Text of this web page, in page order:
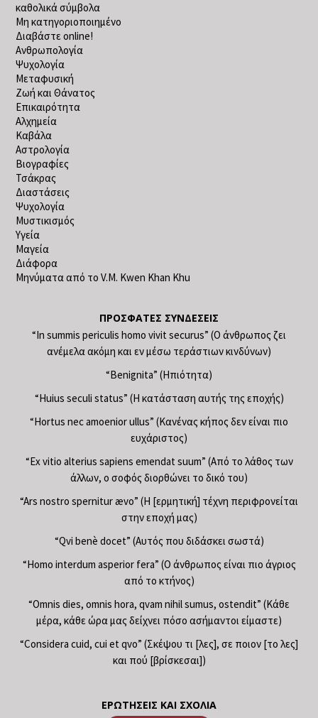
καθολικά σύμβολα
Μη κατηγοριοποιημένο
Διαβάστε online!
Ανθρωπολογία
Ψυχολογία
Μεταφυσική
Ζωή και Θάνατος
Επικαιρότητα
Αλχημεία
Καβάλα
Αστρολογία
Βιογραφίες
Τσάκρας
Διαστάσεις
Ψυχολογία
Μυστικισμός
Υγεία
Μαγεία
Διάφορα
Μηνύματα από το V.M. Kwen Khan Khu
ΠΡΌΣΦΑΤΕΣ ΣΥΝΔΈΣΕΙΣ
“In summis periculis homo vivit securus” (Ο άνθρωπος ζει
ανέμελα ακόμη και εν μέσω τεράστιων κινδύνων)
“Benignita” (Ηπιότητα)
“Huius seculi status” (Η κατάσταση αυτής της εποχής)
“Hortus nec amoenior ullus” (Κανένας κήπος δεν είναι πιο
ευχάριστος)
“Ex vitio alterius sapiens emendat suum” (Από το λάθος των
άλλων, ο σοφός διορθώνει το δικό του)
“Ars nostro spernitur ævo” (Η [ερμητική] τέχνη περιφρονείται
στην εποχή μας)
“Qvi benè docet” (Αυτός που διδάσκει σωστά)
“Homo interdum asperior fera” (Ο άνθρωπος είναι πιο άγριος
από το κτήνος)
“Omnis dies, omnis hora, qvam nihil sumus, ostendit” (Κάθε
μέρα, κάθε ώρα μας δείχνει πόσο ασήμαντοι είμαστε)
“Considera cuid, cui et qvo” (Σκέψου τι [λες], σε ποιον [το λες]
και πού [βρίσκεσαι])
ΕΡΩΤΉΣΕΙΣ ΚΑΙ ΣΧΌΛΙΑ